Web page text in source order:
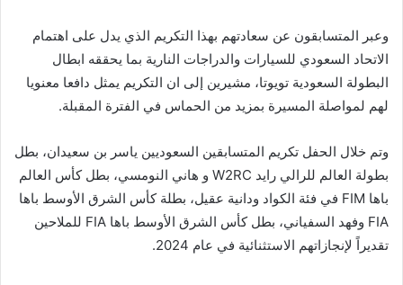
وعبر المتسابقون عن سعادتهم بهذا التكريم الذي يدل على اهتمام
الاتحاد السعودي للسيارات والدراجات النارية بما يحققه ابطال
البطولة السعودية تويوتا، مشيرين إلى ان التكريم يمثل دافعا معنويا
لهم لمواصلة المسيرة بمزيد من الحماس في الفترة المقبلة.
وتم خلال الحفل تكريم المتسابقين السعوديين ياسر بن سعيدان، بطل
بطولة العالم للرالي رايد W2RC و هاني النومسي، بطل كأس العالم
باها FIM في فئة الكواد ودانية عقيل، بطلة كأس الشرق الأوسط باها
FIA وفهد السفياني، بطل كأس الشرق الأوسط باها FIA للملاحين
تقديراً لإنجازاتهم الاستثنائية في عام 2024.